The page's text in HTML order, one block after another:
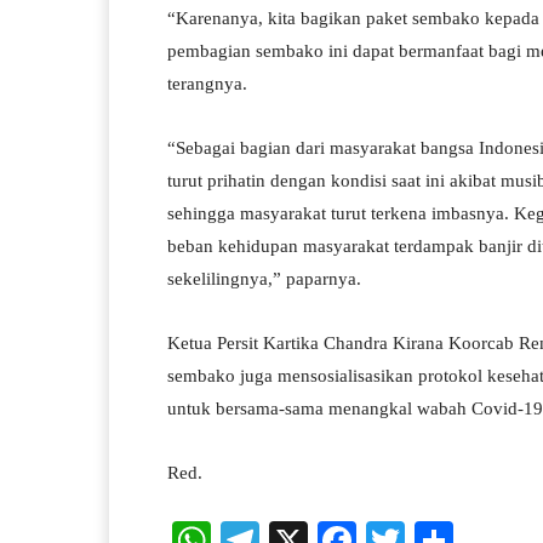
“Karenanya, kita bagikan paket sembako
pembagian sembako ini dapat bermanfaat bagi
terangnya.
“Sebagai bagian dari masyarakat bangsa
turut prihatin dengan kondisi saat ini akibat
sehingga masyarakat turut terkena imbasnya.
beban kehidupan masyarakat terdampak banjir
sekelilingnya,” paparnya.
Ketua Persit Kartika Chandra Kirana Koorcab
sembako juga mensosialisasikan protokol
untuk bersama-sama menangkal wabah Covid-
Red.